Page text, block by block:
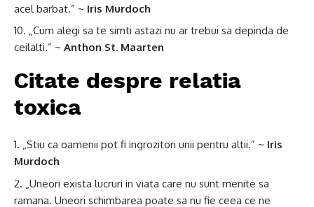
acel barbat.” ~ Iris Murdoch
„Cum alegi sa te simti astazi nu ar trebui sa depinda de
ceilalti.” ~ Anthon St. Maarten
Citate despre relatia
toxica
„Stiu ca oamenii pot fi ingrozitori unii pentru altii.” ~ Iris
Murdoch
„Uneori exista lucruri in viata care nu sunt menite sa
ramana. Uneori schimbarea poate sa nu fie ceea ce ne